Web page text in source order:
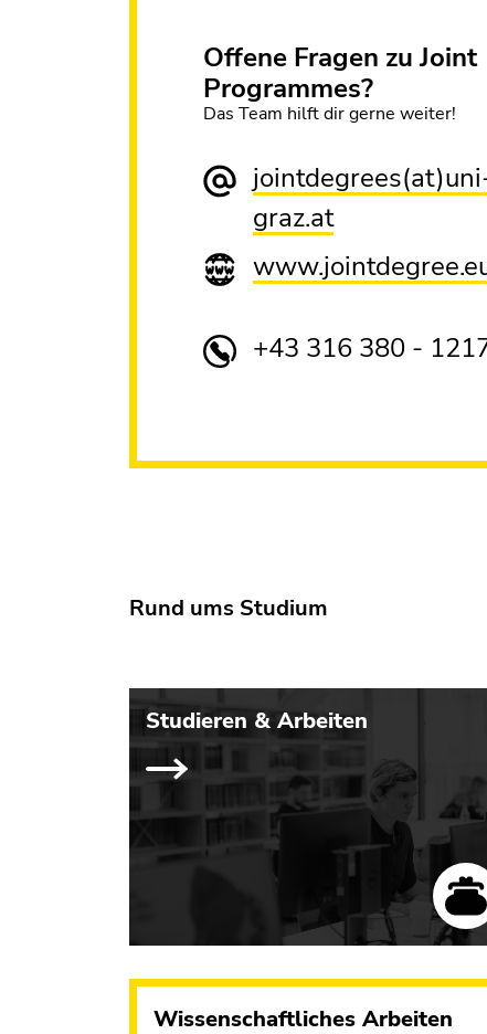
Offene Fragen zu Joint
Programmes?
Das Team hilft dir gerne weiter!
graz.at
+43 316 380 -
Rund ums Studium
Studieren & Arbeiten
Wissenschaftliches Arbeiten